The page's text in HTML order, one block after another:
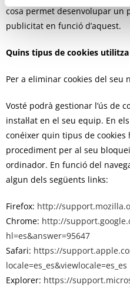
cosa permet desenvolupar un
publicitat en funció d’aquest.
Quins tipus de cookies
Per a eliminar cookies del seu
Vosté podrà gestionar l’ús de
instal·lat en el seu equip. En
conéixer quin tipus de cookies
procediment per al seu
ordinador. En funció del
algun dels següents links:
Firefox: http://
Chrome: http://
hl=es&answer=95647
Safari: https://
locale=es_es&viewlocale=es_es
Explorer: https://